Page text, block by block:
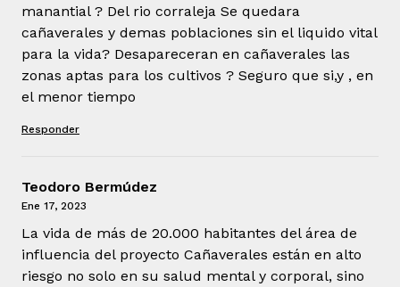
manantial ? Del rio corraleja Se quedara
cañaverales y demas poblaciones sin el liquido vital
para la vida? Desapareceran en cañaverales las
zonas aptas para los cultivos ? Seguro que si,y , en
el menor tiempo
Responder
Teodoro Bermúdez
Ene 17, 2023
La vida de más de 20.000 habitantes del área de
influencia del proyecto Cañaverales están en alto
riesgo no solo en su salud mental y corporal, sino